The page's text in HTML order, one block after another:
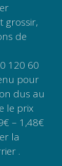
grossir,
de
120 60
pour
dus au
le prix
– 1,48€
la
.